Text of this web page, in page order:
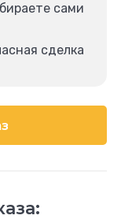
сами
сделка